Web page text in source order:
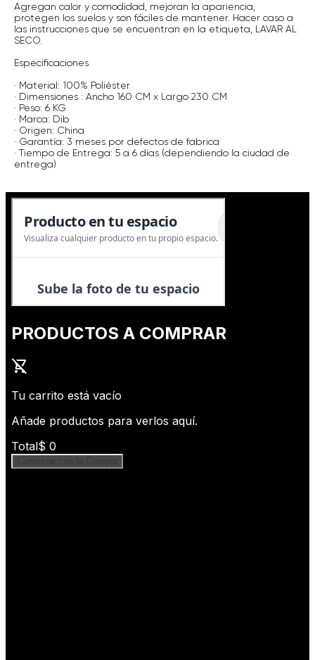
Agregan calor y comodidad, mejoran la apariencia,
protegen los suelos y son fáciles de mantener. Hacer caso a
las instrucciones que se encuentran en la etiqueta, LAVAR AL
SECO.
Especificaciones
· Material: 100% Poliéster
· Dimensiones : Ancho 160 CM x Largo 230 CM
· Peso: 6 KG
· Marca: Dib
· Origen: China
· Garantía: 3 meses por defectos de fabrica
· Tiempo de Entrega: 5 a 6 días (dependiendo la ciudad de
entrega)